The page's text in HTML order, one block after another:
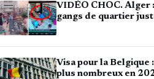
VIDÉO CHOC. Alger
gangs de quartier
Visa pour la
plus nombreux en